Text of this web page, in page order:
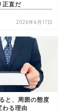
正直だ
2026年6月17日
と、周囲の態度
わる理由